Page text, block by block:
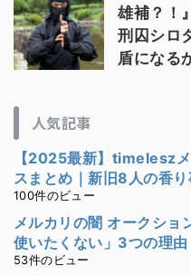
雄補？！
刑囚シロ
盾になる
人気記事
【2025最新】timelesz
スまとめ｜新旧8人の香
100件のビュー
メルカリの闇 オークショ
使いたくない」3つの理由
53件のビュー